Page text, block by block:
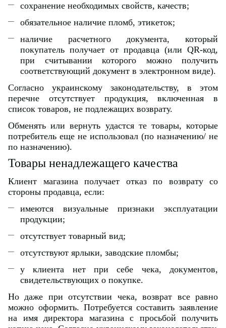
сохранение необходимых свойств, качеств;
обязательное наличие пломб, этикеток;
наличие расчетного документа, который
покупатель получает от продавца (или QR-код,
при считывании которого можно получить
соответствующий документ в электронном виде).
Согласно украинскому законодательству, в этом
перечне отсутствует продукция, включенная в
список товаров, не подлежащих возврату.
Обменять или вернуть удастся те товары, которые
потребитель еще не использовал (по назначению/ не
по назначению).
Товары ненадлежащего качества
Клиент магазина получает отказ по возврату со
стороны продавца, если:
имеются визуальные признаки эксплуатации
продукции;
отсутствует товарный вид;
отсутствуют ярлыки, заводские пломбы;
у клиента нет при себе чека, документов,
свидетельствующих о покупке.
Но даже при отсутствии чека, возврат все равно
можно оформить. Потребуется составить заявление
на имя директора магазина с просьбой получить